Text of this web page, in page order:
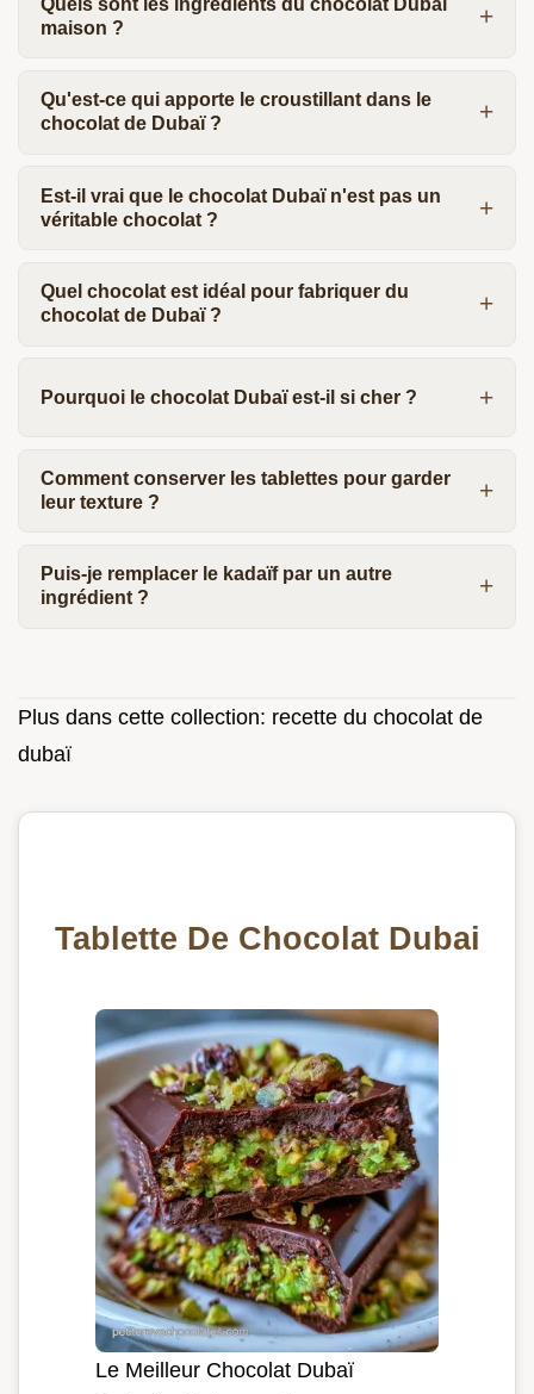
Quels sont les ingrédients du chocolat Dubaï
maison ?
Qu'est-ce qui apporte le croustillant dans le
chocolat de Dubaï ?
Est-il vrai que le chocolat Dubaï n'est pas un
véritable chocolat ?
Quel chocolat est idéal pour fabriquer du
chocolat de Dubaï ?
Pourquoi le chocolat Dubaï est-il si cher ?
Comment conserver les tablettes pour garder
leur texture ?
Puis-je remplacer le kadaïf par un autre
ingrédient ?
Plus dans cette collection: recette du chocolat de
dubaï
Tablette De Chocolat Dubai
Le Meilleur Chocolat Dubaï